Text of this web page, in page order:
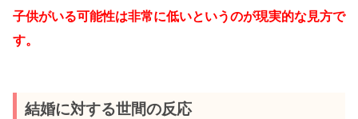
子供がいる可能性は非常に低いというのが現実的な見方で
す。
結婚に対する世間の反応